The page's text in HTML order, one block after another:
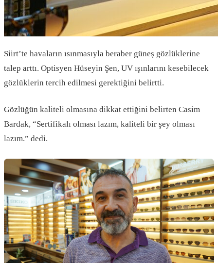
Siirt’te havaların ısınmasıyla beraber güneş gözlüklerine
talep arttı. Optisyen Hüseyin Şen, UV ışınlarını kesebilecek
gözlüklerin tercih edilmesi gerektiğini belirtti.
Gözlüğün kaliteli olmasına dikkat ettiğini belirten Casim
Bardak, “Sertifikalı olması lazım, kaliteli bir şey olması
lazım.” dedi.